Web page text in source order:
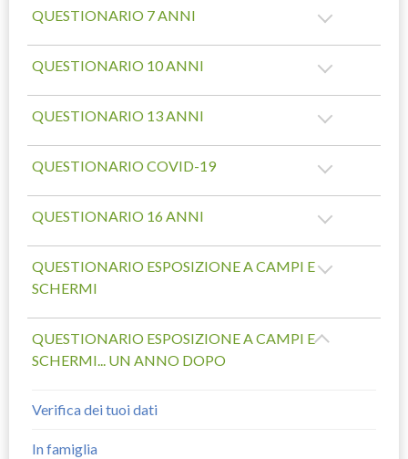
QUESTIONARIO 7 ANNI
QUESTIONARIO 10 ANNI
QUESTIONARIO 13 ANNI
QUESTIONARIO COVID-19
QUESTIONARIO 16 ANNI
QUESTIONARIO ESPOSIZIONE A CAMPI E
SCHERMI
QUESTIONARIO ESPOSIZIONE A CAMPI E
SCHERMI... UN ANNO DOPO
Verifica dei tuoi dati
In famiglia